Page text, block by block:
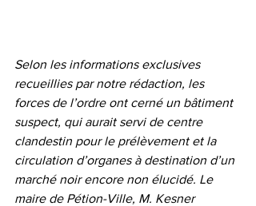
Selon les informations exclusives
recueillies par notre rédaction, les
forces de l’ordre ont cerné un bâtiment
suspect, qui aurait servi de centre
clandestin pour le prélèvement et la
circulation d’organes à destination d’un
marché noir encore non élucidé. Le
maire de Pétion-Ville, M. Kesner